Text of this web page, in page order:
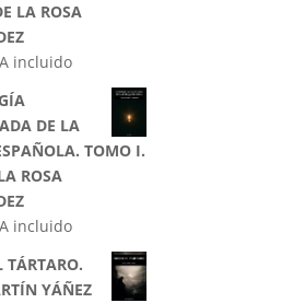
LA ROSA
incluido
DE LA
TOMO I.
ROSA
incluido
TÁRTARO.
YÁÑEZ